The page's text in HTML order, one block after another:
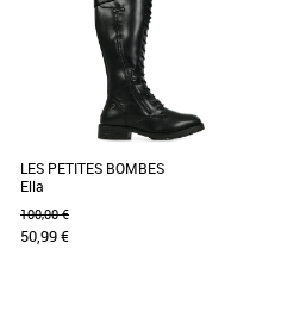
Bottes femme
Osez vous affirmer avec ce modèle plein
de caractère : les 1B60 offrent une
version rebelle d’inspiration [...]
LES PETITES BOMBES
Ella
100,00 €
50,99 €